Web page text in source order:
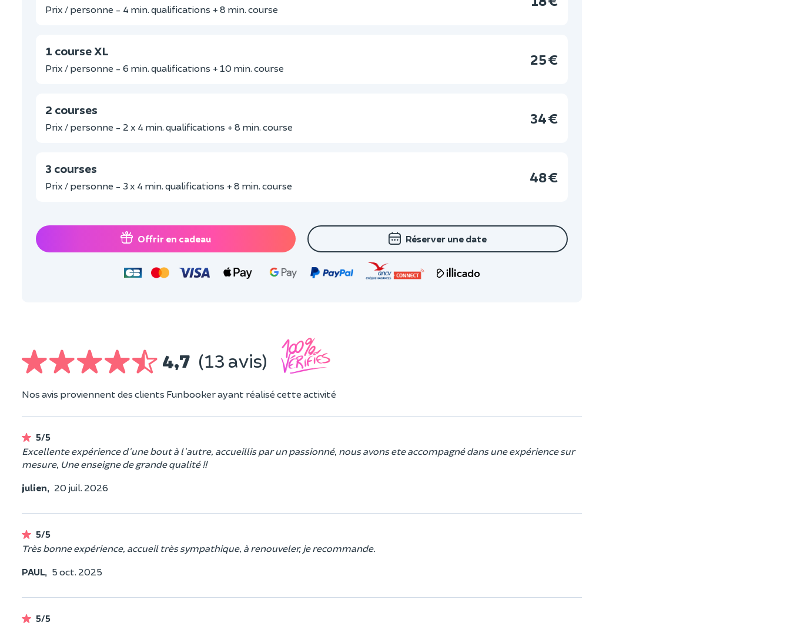
Prix / personne - 4 min. qualifications + 8 min. course
1 course XL
Prix / personne - 6 min. qualifications + 10 min. course
25 €
2 courses
Prix / personne - 2 x 4 min. qualifications + 8 min. course
34 €
3 courses
Prix / personne - 3 x 4 min. qualifications + 8 min. course
48 €
Offrir en cadeau Réserver une date
4,7 (13 avis)
Nos avis proviennent des clients Funbooker ayant réalisé cette activité
5/5
Excellente expérience d'une bout à l'autre, accueillis par un passionné, nous avons ete accompagné dans une expérience sur
mesure, Une enseigne de grande qualité !!
julien, 20 juil. 2026
5/5
Très bonne expérience, accueil très sympathique, à renouveler, je recommande.
PAUL, 5 oct. 2025
5/5